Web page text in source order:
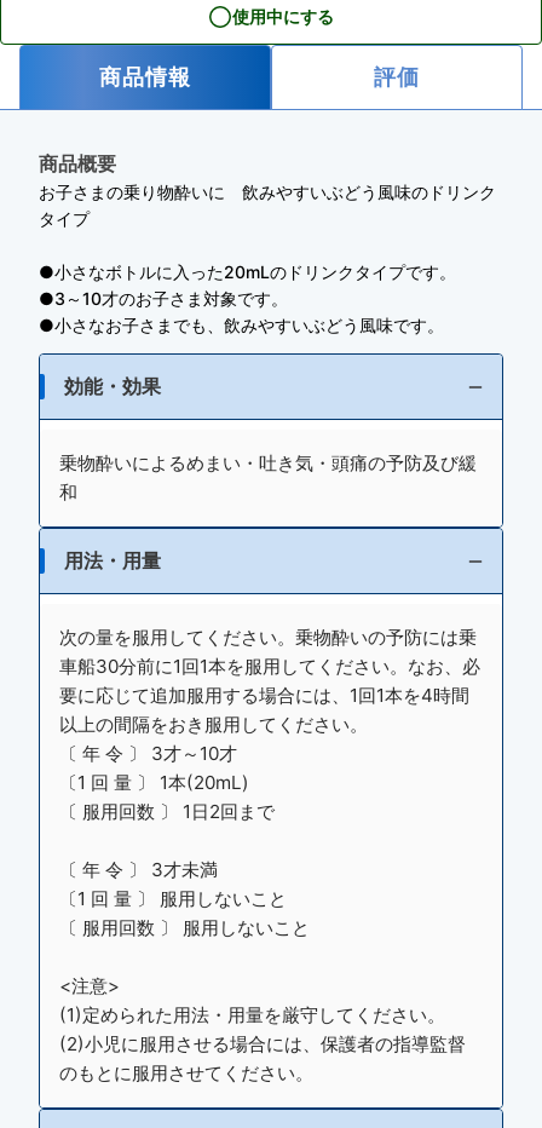
使用中にする
商品情報 評価
商品概要
お子さまの乗り物酔いに 飲みやすいぶどう風味のドリンク
タイプ
●小さなボトルに入った20mLのドリンクタイプです。
●3～10才のお子さま対象です。
●小さなお子さまでも、飲みやすいぶどう風味です。
効能・効果
乗物酔いによるめまい・吐き気・頭痛の予防及び緩
和
用法・用量
次の量を服用してください。乗物酔いの予防には乗
車船30分前に1回1本を服用してください。なお、必
要に応じて追加服用する場合には、1回1本を4時間
以上の間隔をおき服用してください。
〔 年 令 〕 3才～10才
〔1 回 量 〕 1本(20mL)
〔 服用回数 〕 1日2回まで
〔 年 令 〕 3才未満
〔1 回 量 〕 服用しないこと
〔 服用回数 〕 服用しないこと
<注意>
(1)定められた用法・用量を厳守してください。
(2)小児に服用させる場合には、保護者の指導監督
のもとに服用させてください。